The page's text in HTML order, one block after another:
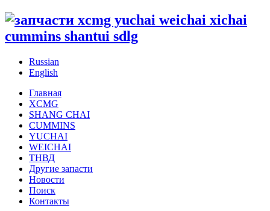
Russian
English
Главная
XCMG
SHANG CHAI
CUMMINS
YUCHAI
WEICHAI
ТНВД
Другие запасти
Новости
Поиск
Контакты